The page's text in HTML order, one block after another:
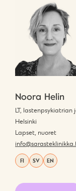
Noora Helin
LT,
Helsinki
Lapset, nuoret
FI SV EN